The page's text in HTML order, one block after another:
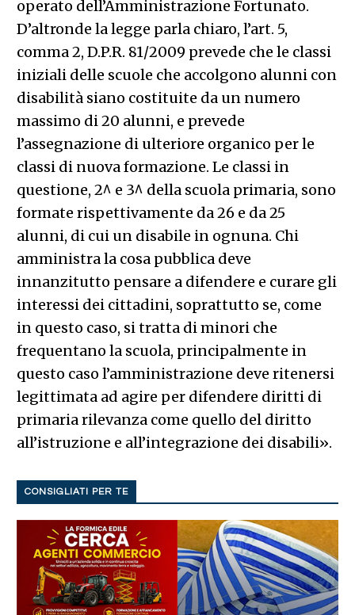
operato dell’Amministrazione Fortunato.
D’altronde la legge parla chiaro, l’art. 5,
comma 2, D.P.R. 81/2009 prevede che le classi
iniziali delle scuole che accolgono alunni con
disabilità siano costituite da un numero
massimo di 20 alunni, e prevede
l’assegnazione di ulteriore organico per le
classi di nuova formazione. Le classi in
questione, 2^ e 3^ della scuola primaria, sono
formate rispettivamente da 26 e da 25
alunni, di cui un disabile in ognuna. Chi
amministra la cosa pubblica deve
innanzitutto pensare a difendere e curare gli
interessi dei cittadini, soprattutto se, come
in questo caso, si tratta di minori che
frequentano la scuola, principalmente in
questo caso l’amministrazione deve ritenersi
legittimata ad agire per difendere diritti di
primaria rilevanza come quello del diritto
all’istruzione e all’integrazione dei disabili».
CONSIGLIATI PER TE